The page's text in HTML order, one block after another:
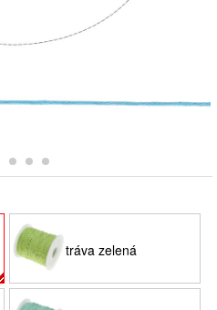
tráva zelená